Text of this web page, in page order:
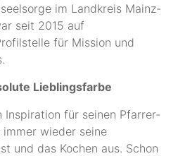
im Landkreis Mainz-
seit 2015 auf
für Mission und
Lieblingsfarbe
Inspiration für seinen Pfarrer-
wieder seine
und das Kochen aus. Schon